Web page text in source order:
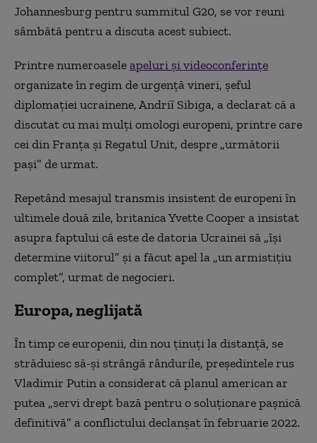
Johannesburg pentru summitul G20, se vor reuni
sâmbătă pentru a discuta acest subiect.
Printre numeroaseleapeluri şi videoconferinţe
organizate în regim de urgenţă vineri, şeful
diplomaţiei ucrainene, Andriï Sibiga, a declarat că a
discutat cu mai mulţi omologi europeni, printre care
cei din Franţa şi Regatul Unit, despre „următorii
paşi” de urmat.
Repetând mesajul transmis insistent de europeni în
ultimele două zile, britanica Yvette Cooper a insistat
asupra faptului că este de datoria Ucrainei să „îşi
determine viitorul” şi a făcut apel la „un armistiţiu
complet”, urmat de negocieri.
Europa, neglijată
În timp ce europenii, din nou ţinuţi la distanţă, se
străduiesc să-şi strângă rândurile, preşedintele rus
Vladimir Putin a considerat că planul american ar
putea „servi drept bază pentru o soluţionare paşnică
definitivă” a conflictului declanşat în februarie 2022.